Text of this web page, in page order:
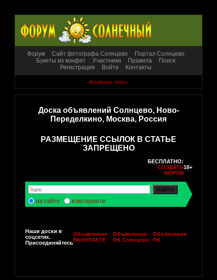
Форум Сайт фотографа Солнцево
Портал Солнцево
Букеты из конфет
Участники Правила
Поиск
Регистрация
Войти Контакты
Активные темы
Доска объявлений Солнцево, Ново-
Переделкино, Москва, Россия
РАЗМЕЩЕНИЕ ССЫЛОК В СТАТЬЕ
ЗАПРЕЩЕНО
БЕСПЛАТНО:
СОЗДАТЬ
ФОРУМ
18+
на сайте в интернете
Наши доски в
соцсетях.
Присоединяйтесь
Объявления
ВКОНТАКТЕ
Объявления
ОК Солнцево
Объявления
ОК